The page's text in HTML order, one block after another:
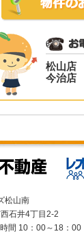
松山店
今治店
松山南
石井4丁目2-2
間 10：00～18：00